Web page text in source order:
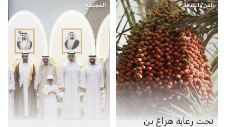
الفن والثقافة
تحت رعاية هزاع بن
المجتمع